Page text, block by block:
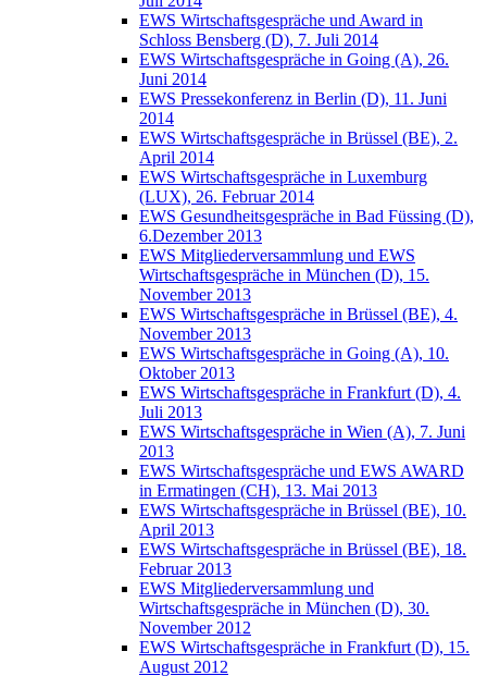
EWS Wirtschaftsgespräche und Award in
Schloss Bensberg (D), 7. Juli 2014
EWS Wirtschaftsgespräche in Going (A), 26.
Juni 2014
EWS Pressekonferenz in Berlin (D), 11. Juni
2014
EWS Wirtschaftsgespräche in Brüssel (BE), 2.
April 2014
EWS Wirtschaftsgespräche in Luxemburg
(LUX), 26. Februar 2014
EWS Gesundheitsgespräche in Bad Füssing (D),
6.Dezember 2013
EWS Mitgliederversammlung und EWS
Wirtschaftsgespräche in München (D), 15.
November 2013
EWS Wirtschaftsgespräche in Brüssel (BE), 4.
November 2013
EWS Wirtschaftsgespräche in Going (A), 10.
Oktober 2013
EWS Wirtschaftsgespräche in Frankfurt (D), 4.
Juli 2013
EWS Wirtschaftsgespräche in Wien (A), 7. Juni
2013
EWS Wirtschaftsgespräche und EWS AWARD
in Ermatingen (CH), 13. Mai 2013
EWS Wirtschaftsgespräche in Brüssel (BE), 10.
April 2013
EWS Wirtschaftsgespräche in Brüssel (BE), 18.
Februar 2013
EWS Mitgliederversammlung und
Wirtschaftsgespräche in München (D), 30.
November 2012
EWS Wirtschaftsgespräche in Frankfurt (D), 15.
August 2012